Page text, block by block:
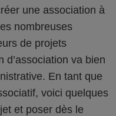
une association à
nombreuses
de projets
d’association va bien
En tant que
voici quelques
et poser dès le